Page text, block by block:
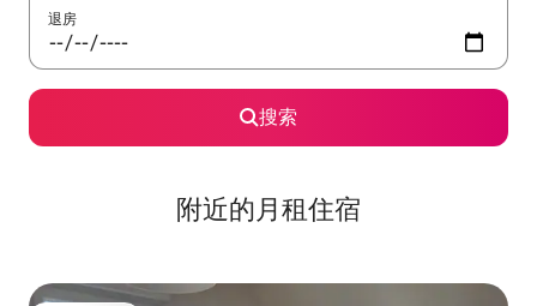
退房
搜索
附近的月租住宿